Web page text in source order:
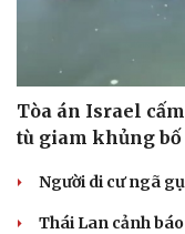
Tòa án Israel
tù giam khủng bố
Người di cư ngã
Thái Lan cảnh